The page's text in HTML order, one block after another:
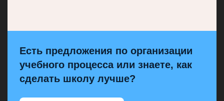
Есть предложения по организации
учебного процесса или знаете, как
сделать школу лучше?